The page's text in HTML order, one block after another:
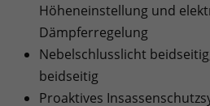
Höheneinstellung und
Dämpferregelung
Nebelschlusslicht
beidseitig
Proaktives